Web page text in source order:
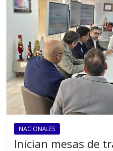
NACIONALES
Inician mesas de